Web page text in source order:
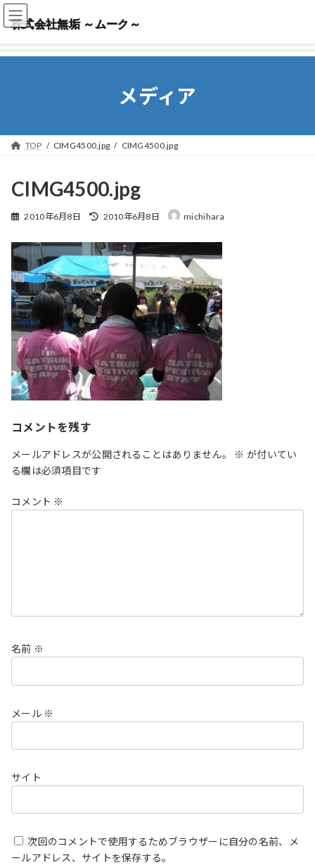
株式会社無垢 ～ムーク～
株式会社無垢 ～ムーク～
メディア
TOP CIMG4500.jpg CIMG4500.jpg
CIMG4500.jpg
2010年6月8日
最
新
日
時
:
2010年6月8日 michihara
コメントを残す
メールアドレスが公開されることはありません。 ※ が付いてい
る欄は必須項目です
コメント ※
名前 ※
メール ※
サイト
次回のコメントで使用するためブラウザーに自分の名前、メ
ールアドレス、サイトを保存する。